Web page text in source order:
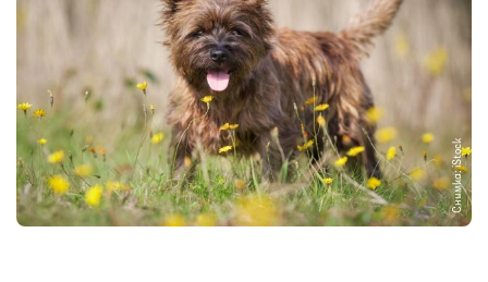
Снимка: iStock